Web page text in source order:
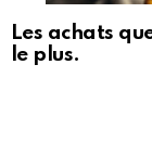
Les achats
le plus.